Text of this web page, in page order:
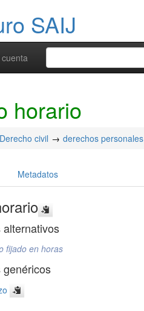
SAIJ
cuenta
horario
Derecho civil derechos personales
Metadatos
alternativos
fijado en horas
genéricos